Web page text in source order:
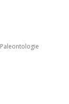
Paleontologie